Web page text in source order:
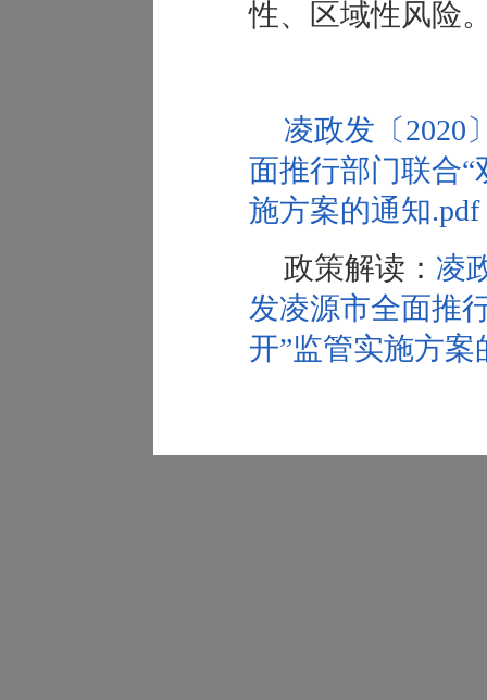
性、区域性风险
凌政发〔2020
面推行部门联合“
施方案的通知.pdf
政策解读： 凌
发凌源市全面推
开”监管实施方案